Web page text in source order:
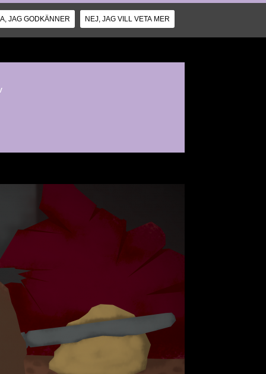
JAG GODKÄNNER NEJ, JAG VILL VETA MER